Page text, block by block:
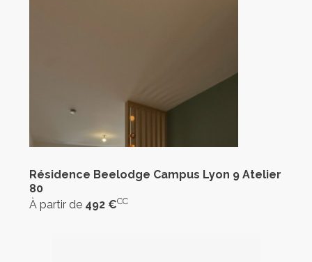
Résidence Beelodge Campus Lyon 9 Atelier
80
À partir de 492 €CC